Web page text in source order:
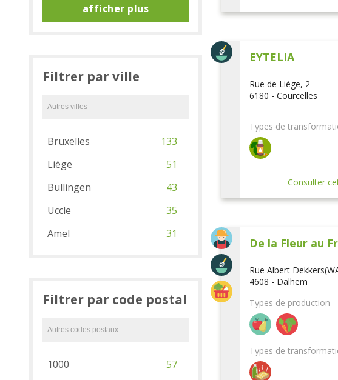
EYTELIA
Rue de Liège, 2
6180 - Courcelles
Types de
Consulter
De la Fleur au
Rue Albert
4608 - Dalhem
Types de production
Types de
afficher plus
Filtrer par ville
Bruxelles
133
Liège
51
Büllingen
43
Uccle
35
Amel
31
Filtrer par code postal
1000
57